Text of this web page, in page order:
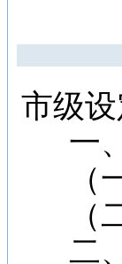
市级设
一、
（一
（二
二、